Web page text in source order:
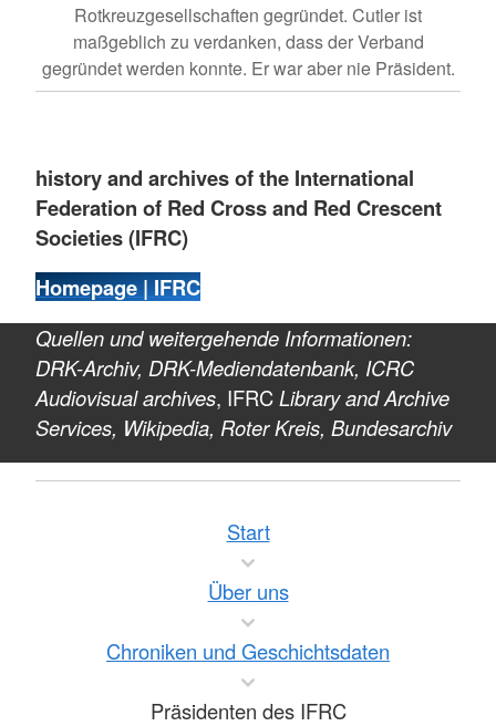
Rotkreuzgesellschaften gegründet. Cutler ist
maßgeblich zu verdanken, dass der Verband
gegründet werden konnte. Er war aber nie Präsident.
history and archives of the International
Federation of Red Cross and Red Crescent
Societies (IFRC)
Homepage | IFRC
Quellen und weitergehende Informationen:
DRK-Archiv, DRK-Mediendatenbank, ICRC
Audiovisual archives, IFRCLibrary and Archive
Services, Wikipedia, Roter Kreis, Bundesarchiv
Start
Über uns
Chroniken und Geschichtsdaten
Präsidenten des IFRC